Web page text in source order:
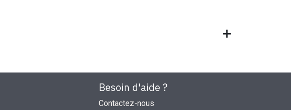
Besoin d'aide ?
Contactez-nous